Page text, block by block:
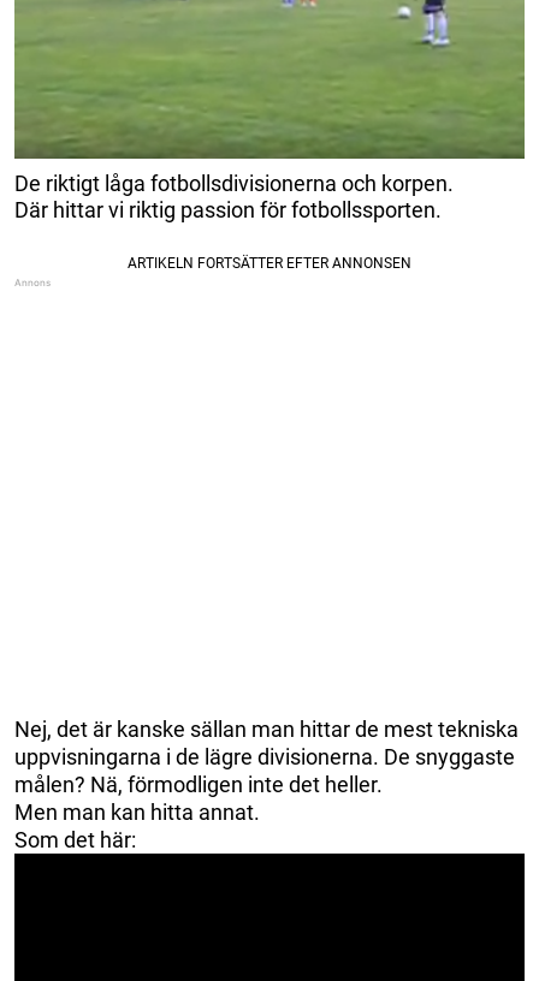
De riktigt låga fotbollsdivisionerna och korpen.
Där hittar vi riktig passion för fotbollssporten.
Nej, det är kanske sällan man hittar de mest tekniska
uppvisningarna i de lägre divisionerna. De snyggaste
målen? Nä, förmodligen inte det heller.
Men man kan hitta annat.
Som det här: